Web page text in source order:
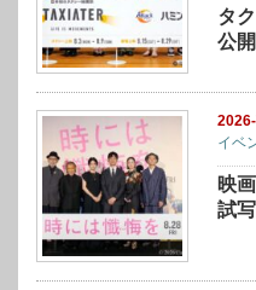
タ
公
イベ
映
試